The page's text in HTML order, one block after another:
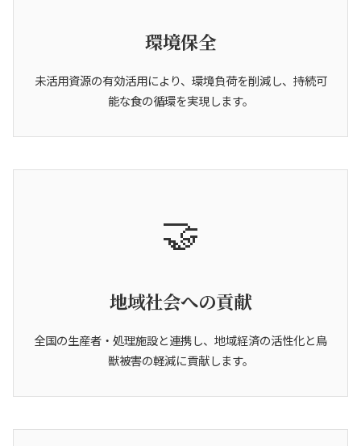
環境保全
未活用資源の有効活用により、環境負荷を削減し、持続可
能な食の循環を実現します。
🤝
地域社会への貢献
全国の生産者・処理施設と連携し、地域経済の活性化と鳥
獣被害の軽減に貢献します。